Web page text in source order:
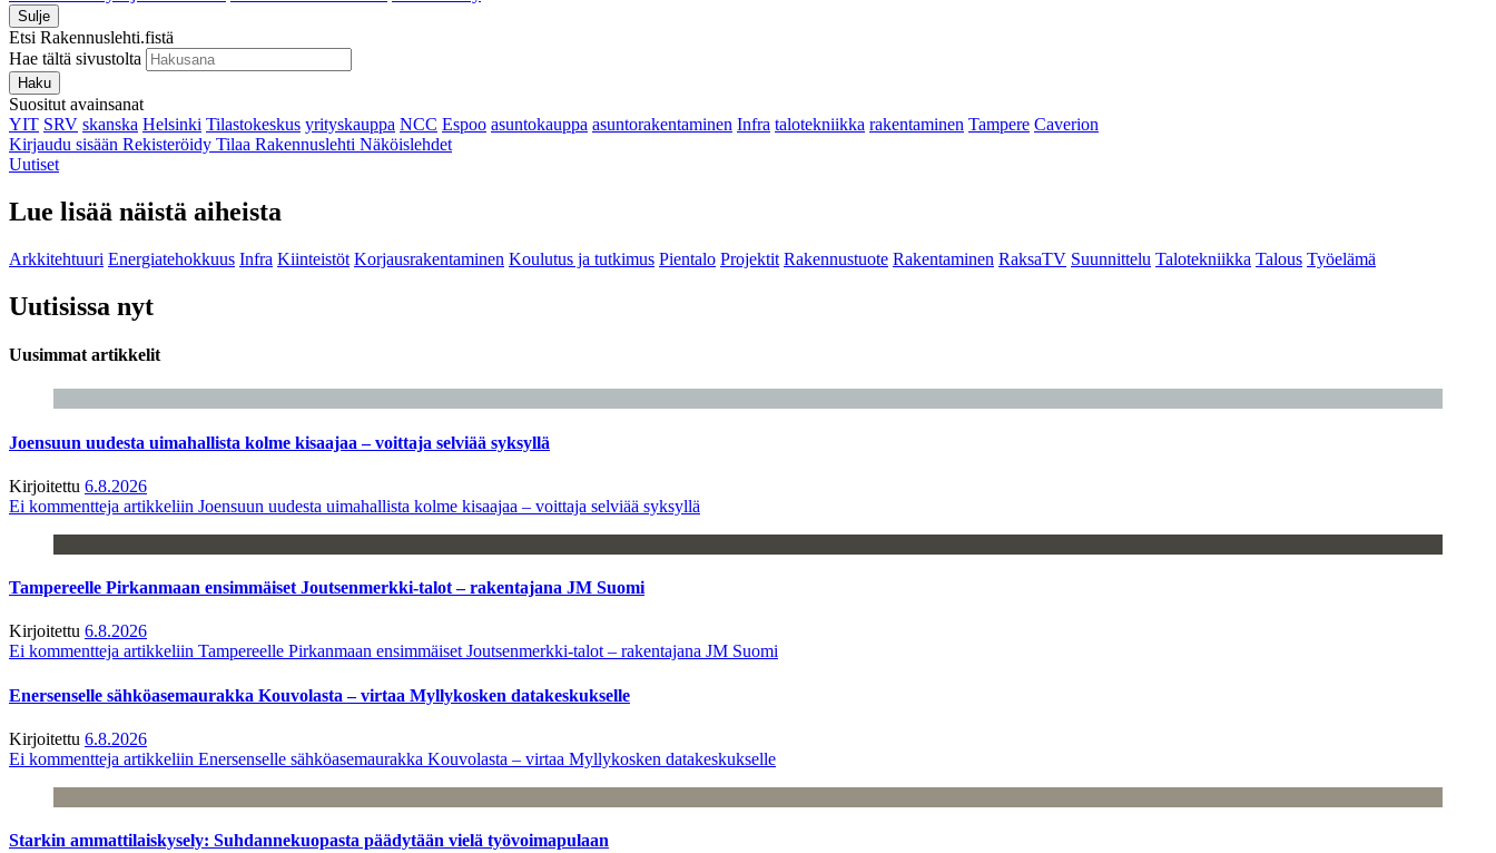
Sulje
Etsi Rakennuslehti.fistä
Hae tältä sivustolta
Haku
Suositut avainsanat
YIT SRV skanska Helsinki Tilastokeskus yrityskauppa NCC Espoo asuntokauppa asuntorakentaminen Infra talotekniikka rakentaminen Tampere Caverion
Kirjaudu sisään Rekisteröidy Tilaa Rakennuslehti Näköislehdet
Uutiset
Lue lisää näistä aiheista
Arkkitehtuuri Energiatehokkuus Infra Kiinteistöt Korjausrakentaminen Koulutus ja tutkimus Pientalo Projektit Rakennustuote Rakentaminen RaksaTV Suunnittelu Talotekniikka Talous Työelämä
Uutisissa nyt
Uusimmat artikkelit
Joensuun uudesta uimahallista kolme kisaajaa – voittaja selviää syksyllä
Kirjoitettu 6.8.2026
Ei kommentteja artikkeliin Joensuun uudesta uimahallista kolme kisaajaa – voittaja selviää syksyllä
Tampereelle Pirkanmaan ensimmäiset Joutsenmerkki-talot – rakentajana JM Suomi
Kirjoitettu 6.8.2026
Ei kommentteja artikkeliin Tampereelle Pirkanmaan ensimmäiset Joutsenmerkki-talot – rakentajana JM Suomi
Enersenselle sähköasemaurakka Kouvolasta – virtaa Myllykosken datakeskukselle
Kirjoitettu 6.8.2026
Ei kommentteja artikkeliin Enersenselle sähköasemaurakka Kouvolasta – virtaa Myllykosken datakeskukselle
Starkin ammattilaiskysely: Suhdannekuopasta päädytään vielä työvoimapulaan